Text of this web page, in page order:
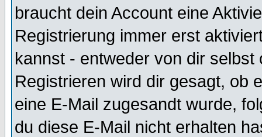
braucht dein Account eine
Registrierung immer erst
kannst - entweder von dir selbst
Registrieren wird dir gesagt, ob
eine E-Mail zugesandt wurde,
du diese E-Mail nicht erhalten